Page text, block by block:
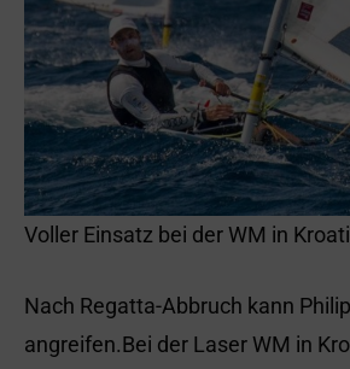
Voller Einsatz bei der WM in
Nach Regatta-Abbruch kann
angreifen.Bei der Laser WM in